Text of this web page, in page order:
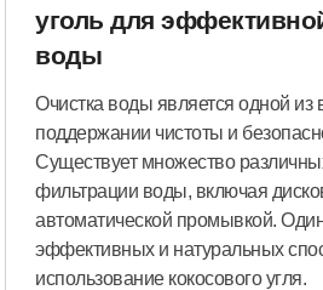
уголь для
воды
Очистка воды является одной из
поддержании чистоты и
Существует множество
фильтрации воды, включая
автоматической промывкой.
эффективных и натуральных
использование кокосового угля.